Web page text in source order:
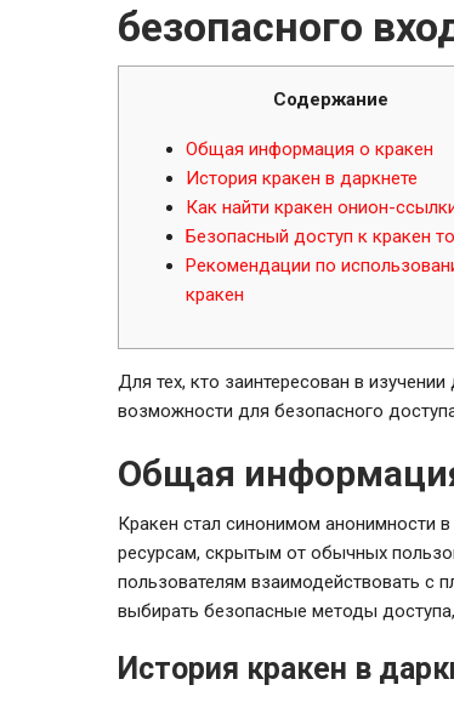
безопасного
Содержание
Общая информация о кракен
История кракен в даркнете
Как найти кракен онион-
Безопасный доступ к кракен
Рекомендации по
кракен
Для тех, кто заинтересован в изучении
возможности для безопасного
Общая
Кракен стал синонимом анонимности
ресурсам, скрытым от обычных
пользователям взаимодействовать с
выбирать безопасные методы
История кракен в